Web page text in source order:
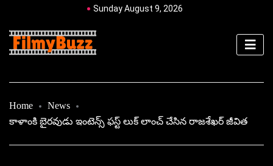
Sunday August 9, 2026
Home
News
కాళాంకి బైరవుడు ఇంటెన్స్ ఫస్ట్ లుక్ లాంచ్ చేసిన రాజశేఖర్ జీవిత